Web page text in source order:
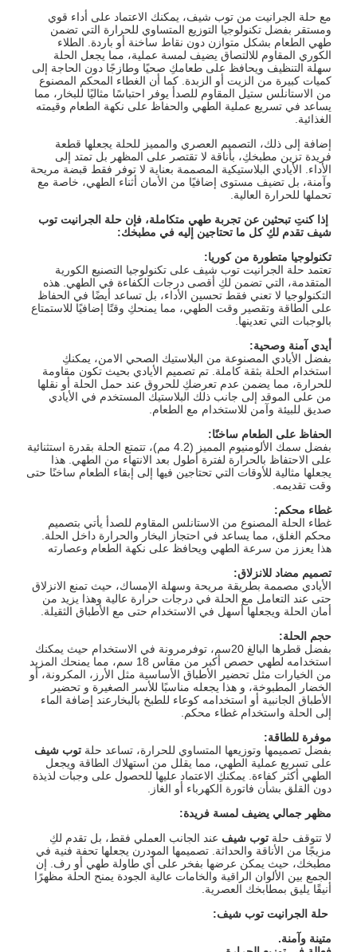
مع حلة الجرانيت من توب شيف، يمكنك الاعتماد على أداء قوي
ومستقر بفضل تكنولوجيا التوزيع المتساوي للحرارة التي تضمن
طهي الطعام بشكل متوازن دون نقاط ساخنة أو باردة. الطلاء
الكوري المقاوم للالتصاق يضيف لمسة عملية، مما يجعل الحلة
سهلة التنظيف ويحافظ على طعامكِ صحيًا وطازجًا دون الحاجة إلى
كميات كبيرة من الزيت أو الزبدة. كما أن الغطاء المحكم المصنوع
من الاستانلس ستيل المقاوم للصدأ يوفر احتباسًا مثاليًا للبخار، مما
يساعد في تسريع عملية الطهي والحفاظ على نكهة الطعام وقيمته
الغذائية.
إضافة إلى ذلك، التصميم العصري والمميز للحلة يجعلها قطعة
فريدة تزين مطبخكِ، بأناقة لا تقتصر على المظهر بل تمتد إلى
الأداء. الأيادي البلاستيكية المصممة بعناية لا توفر فقط قبضة مريحة
وآمنة، بل تضيف مستوى إضافيًا من الأمان أثناء الطهي، خاصة مع
تحملها للحرارة العالية.
إذا كنتِ تبحثين عن تجربة طهي متكاملة، فإن حلة الجرانيت توب
شيف تقدم لكِ كل ما تحتاجين إليه في مطبخك:
تكنولوجيا متطورة من كوريا:
تعتمد حلة الجرانيت توب شيف على تكنولوجيا التصنيع الكورية
المتقدمة، التي تضمن لكِ أقصى درجات الكفاءة في الطهي. هذه
التكنولوجيا لا تعني فقط تحسين الأداء، بل تساعد أيضًا في الحفاظ
على الطاقة وتقصير وقت الطهي، مما يمنحكِ وقتًا إضافيًا للاستمتاع
بالوجبات التي تعدينها.
أيدي آمنة وصحية:
بفضل الأيادي المصنوعة من البلاستيك الصحي الامن، يمكنكِ
استخدام الحلة بثقة كاملة. تم تصميم الأيادي بحيث تكون مقاومة
للحرارة، مما يضمن عدم تعرضكِ للحروق عند حمل الحلة أو نقلها
من على الموقد إلى جانب ذلك البلاستيك المستخدم في الأيادي
صديق للبيئة وآمن للاستخدام مع الطعام.
الحفاظ على الطعام ساخنًا:
بفضل سمك الألومنيوم المميز (4.2 مم)، تتمتع الحلة بقدرة استثنائية
على الاحتفاظ بالحرارة لفترة أطول بعد الانتهاء من الطهي. هذا
يجعلها مثالية للأوقات التي تحتاجين فيها إلى إبقاء الطعام ساخنًا حتى
وقت تقديمه.
غطاء محكم:
غطاء الحلة المصنوع من الاستانلس المقاوم للصدأ يأتي بتصميم
محكم الغلق، مما يساعد في احتجاز البخار والحرارة داخل الحلة.
هذا يعزز من سرعة الطهي ويحافظ على نكهة الطعام وعصارته
تصميم مضاد للانزلاق:
الأيادي مصممة بطريقة مريحة وسهلة الإمساك، حيث تمنع الانزلاق
حتى عند التعامل مع الحلة في درجات حرارة عالية وهذا يزيد من
أمان الحلة ويجعلها أسهل في الاستخدام حتى مع الأطباق الثقيلة.
حجم الحلة:
بفضل قطرها البالغ 20سم، توفرمرونة في الاستخدام حيث يمكنك
استخدامه لطهي حصص أكبر من مقاس 18 سم، مما يمنحك المزيد
من الخيارات مثل تحضير الأطباق الأساسية مثل الأرز، المكرونة، أو
الخضار المطبوخة، و هذا يجعله مناسبًا للأسر الصغيرة و تحضير
الأطباق الجانبية أو استخدامه كوعاء للطبخ بالبخارعند إضافة الماء
إلى الحلة واستخدام غطاء محكم.
موفرة للطاقة:
بفضل تصميمها وتوزيعها المتساوي للحرارة، تساعد حلةتوب شيف
على تسريع عملية الطهي، مما يقلل من استهلاك الطاقة ويجعل
الطهي أكثر كفاءة. يمكنكِ الاعتماد عليها للحصول على وجبات لذيذة
دون القلق بشأن فاتورة الكهرباء أو الغاز.
مظهر جمالي يضيف لمسة فريدة:
لا تتوقف حلةتوب شيف عند الجانب العملي فقط، بل تقدم لكِ
مزيجًا من الأناقة والحداثة. تصميمها المودرن يجعلها تحفة فنية في
مطبخك، حيث يمكن عرضها بفخر على أي طاولة طهي أو رف. إن
الجمع بين الألوان الراقية والخامات عالية الجودة يمنح الحلة مظهرًا
أنيقًا يليق بمطابخك العصرية.
حلة الجرانيت توب شيف:
متينة وآمنة.